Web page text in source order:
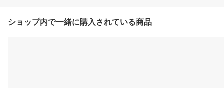
ショップ内で一緒に購入されている商品